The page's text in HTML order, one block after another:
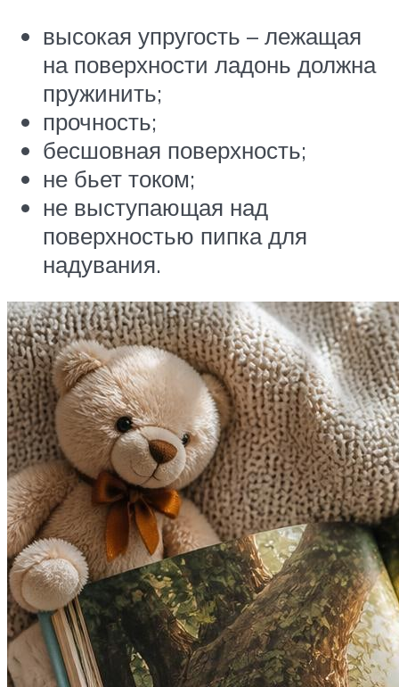
высокая упругость – лежащая
на поверхности ладонь должна
пружинить;
прочность;
бесшовная поверхность;
не бьет током;
не выступающая над
поверхностью пипка для
надувания.